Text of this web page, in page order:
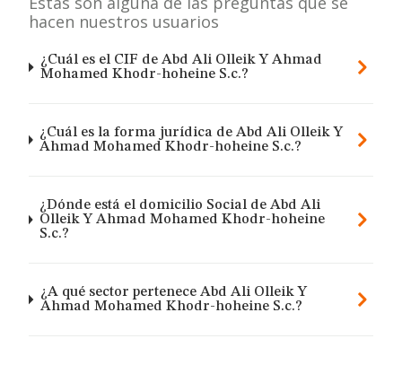
hacen nuestros usuarios
¿Cuál es el CIF de Abd Ali Olleik Y Ahmad
Mohamed Khodr-hoheine S.c.?
¿Cuál es la forma jurídica de Abd Ali Olleik Y
Ahmad Mohamed Khodr-hoheine S.c.?
¿Dónde está el domicilio Social de Abd Ali
Olleik Y Ahmad Mohamed Khodr-hoheine
S.c.?
¿A qué sector pertenece Abd Ali Olleik Y
Ahmad Mohamed Khodr-hoheine S.c.?